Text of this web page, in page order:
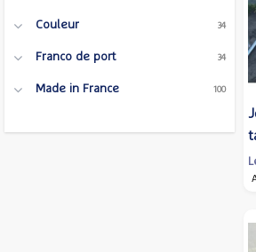
Couleur 34
Franco de port 34
Made in France 100